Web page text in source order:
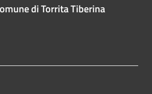
di Torrita Tiberina